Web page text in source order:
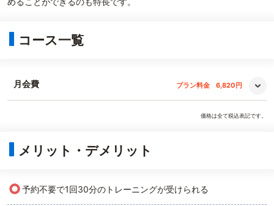
コース一覧
月会費 プラン料金 6,820円
価格は全て税込表記です。
メリット・デメリット
○予約不要で1回30分のトレーニングが受けられる